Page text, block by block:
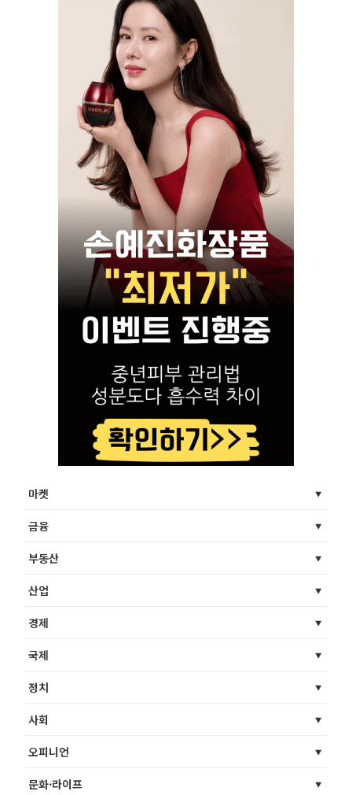
마켓
금융
부동산
산업
경제
국제
정치
사회
오피니언
문화·라이프